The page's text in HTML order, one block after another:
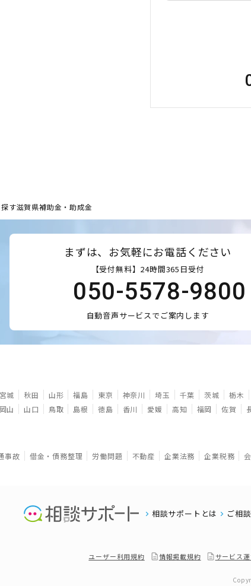
す滋賀県補助金・助成金
まずは、お気軽にお電話ください
【受付無料】24時間365日受付
050-5578-9800
自動音声サービスでご案内します
宮城 秋田 山形 福島 東京 神奈川 埼玉 千葉 茨城 栃木
岡山 山口 鳥取 島根 徳島 香川 愛媛 高知 福岡 佐賀
事故 借金・債務整理 労働問題 不動産 企業法務 企業税務
相談サポートとは ご相
ユーザー利用規約 情報掲載規約 サービス